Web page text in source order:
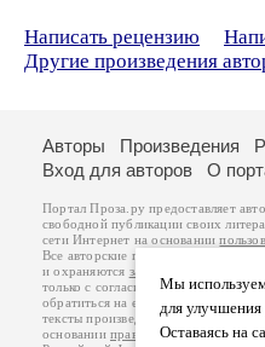
Написать рецензию
Другие произведения
Мы
для улучшения
Оставаясь на
Авторы Произведения
Вход для авторов
О
Портал Проза.ру предоставляет
свободной публикации своих
сети Интернет на основании
Все авторские права на
и охраняются законом
.
только с согласия его автора, к
обратиться на его авторской
тексты произведений авторы несут
основанииправил публикациии